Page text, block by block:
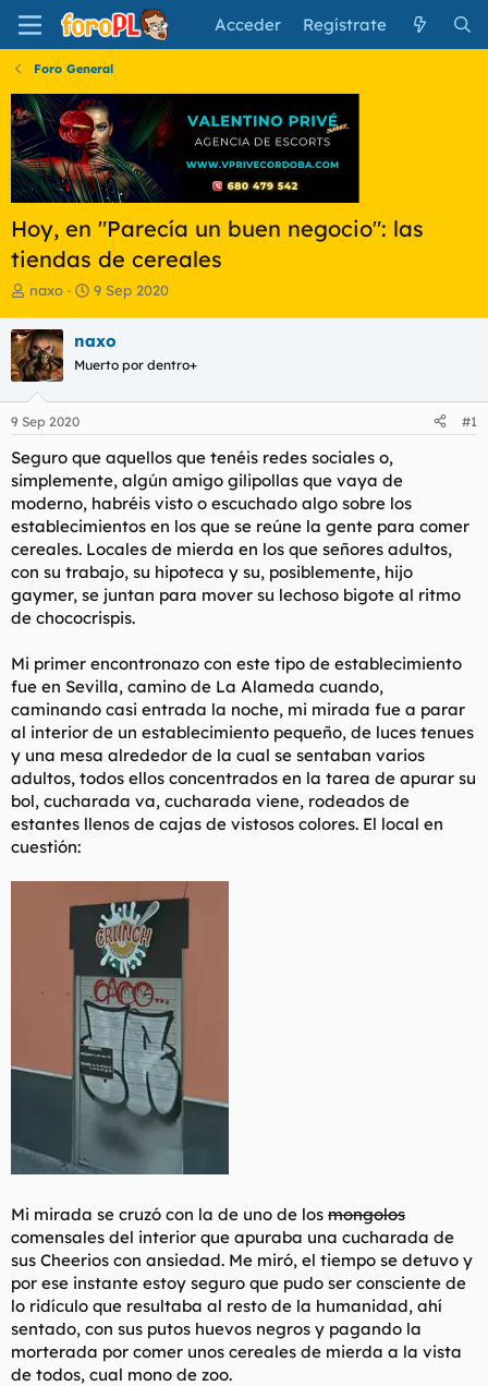
Acceder Regístrate
Foro General
Hoy, en "Parecía un buen negocio": las
tiendas de cereales
I
i
c
i
a
d
o
d
e
l
t
e
a
naxo
F
h
a
e
i
c
i
o
9 Sep 2020
naxo
Muerto por dentro+
9 Sep 2020 #1
Seguro que aquellos que tenéis redes sociales o,
simplemente, algún amigo gilipollas que vaya de
moderno, habréis visto o escuchado algo sobre los
establecimientos en los que se reúne la gente para comer
cereales. Locales de mierda en los que señores adultos,
con su trabajo, su hipoteca y su, posiblemente, hijo
gaymer, se juntan para mover su lechoso bigote al ritmo
de chococrispis.
Mi primer encontronazo con este tipo de establecimiento
fue en Sevilla, camino de La Alameda cuando,
caminando casi entrada la noche, mi mirada fue a parar
al interior de un establecimiento pequeño, de luces tenues
y una mesa alrededor de la cual se sentaban varios
adultos, todos ellos concentrados en la tarea de apurar su
bol, cucharada va, cucharada viene, rodeados de
estantes llenos de cajas de vistosos colores. El local en
cuestión:
Mi mirada se cruzó con la de uno de los mongolos
comensales del interior que apuraba una cucharada de
sus Cheerios con ansiedad. Me miró, el tiempo se detuvo y
por ese instante estoy seguro que pudo ser consciente de
lo ridículo que resultaba al resto de la humanidad, ahí
sentado, con sus putos huevos negros y pagando la
morterada por comer unos cereales de mierda a la vista
de todos, cual mono de zoo.